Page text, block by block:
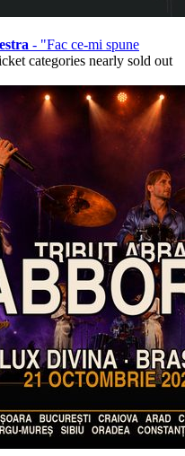
- "Fac ce-mi spune
categories nearly sold out